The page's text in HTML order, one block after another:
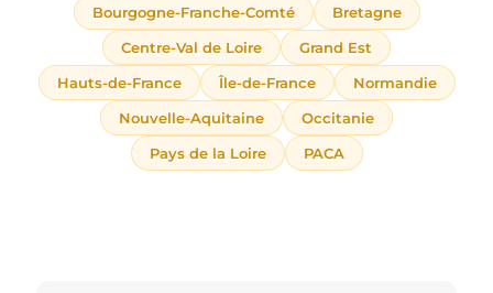
Bourgogne-Franche-Comté
Bretagne
Centre-Val de Loire
Grand Est
Hauts-de-France
Île-de-France
Normandie
Nouvelle-Aquitaine
Occitanie
Pays de la Loire
PACA